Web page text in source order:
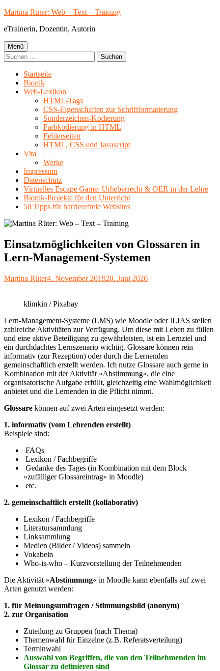
Springe
Inhalt
Martina Rüter: Web – Text – Training
eTrainerin, Dozentin, Autorin
Primäres
Menü
Menü
Suchen
nach:
Startseite
Bionik
Web-Lexikon
HTML-Tags
CSS-Eigenschaften zur Schriftformatierung
Sonderzeichen-Kodierung
Farbkodierung in HTML
Fehlerseiten
HTML, CSS und Javascript
Vita
Werke
Impressum
Datenschutz
Virtuelles Escape Game: Urheberrecht & OER in der Lehre
Bionik-Projekte für den Unterricht
50 Tipps für barrierefreie Websites
Einsatzmöglichkeiten von Glossaren in
Lern-Management-Systemen
Autor
Martina RüterVeröffentlicht
4. November 201920. Juni 2026
klimkin / Pixabay
Lern-Management-Systeme (LMS) wie Moodle oder ILIAS stellen
zahlreiche Aktivitäten zur Verfügung. Um diese mit Leben zu füllen
und eine aktive Beteiligung zu gewährleisten, ist ein Lernziel und
ein durchdachtes Lernszenario wichtig. Glossare können rein
informativ (zur Rezeption) oder durch die Lernenden
gemeinschaftlich erstellt werden. Ich nutze Glossare auch gerne in
Kombination mit der Aktivität »Abstimmung«, die eine
organisatorische Aufgabe erfüllt, gleichzeitig eine Wahlmöglichkeit
anbietet und die Lernenden in die Pflicht nimmt.
Glossare können auf zwei Arten eingesetzt werden:
1. informativ (vom Lehrenden erstellt)
Beispiele sind:
FAQs
Lexikon / Fachbegriffe
Gedanke des Tages (in Kombination mit dem Block
»zufälliger Glossareintrag« in Moodle)
etc.
2. gemeinschaftlich erstellt (kollaborativ)
Lexikon / Fachbegriffe
Literatursammlung
Linksammlung
Medien (Bilder / Videos) sammeln
Vokabeln
Who-is-who – Kurzvorstellung der Teilnehmenden
Die Aktivität »Abstimmung« in Moodle kann ebenfalls auf zwei
Arten genutzt werden:
1. für Meinungsumfragen / Stimmungsbild (anonym)
2. zur Organisation
Zuteilung zu Gruppen (nach Thema)
Themenwahl für Einzelne (z.B. Referatsverteilung)
Terminwahl
Auswahl von Begriffen, die von den Teilnehmenden im
Glossar zu definieren sind